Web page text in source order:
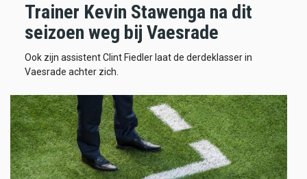
Trainer Kevin Stawenga na dit
seizoen weg bij Vaesrade
Ook zijn assistent Clint Fiedler laat de derdeklasser in
Vaesrade achter zich.